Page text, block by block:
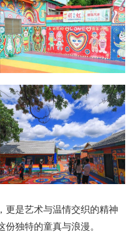
更是艺术与温情交织的精神
独特的童真与浪漫。